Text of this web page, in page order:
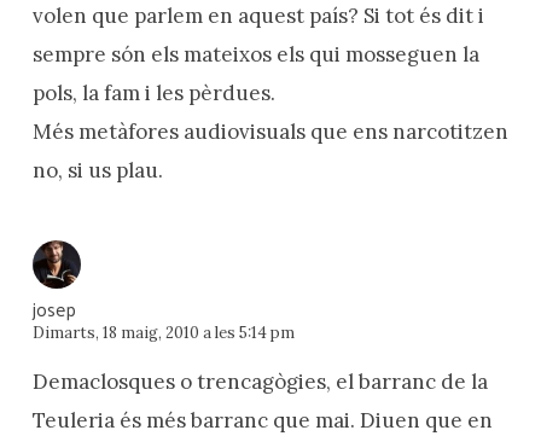
volen que parlem en aquest país? Si tot és dit i
sempre són els mateixos els qui mosseguen la
pols, la fam i les pèrdues.
Més metàfores audiovisuals que ens narcotitzen
no, si us plau.
josep
Dimarts, 18 maig, 2010 a les 5:14 pm
Demaclosques o trencagògies, el barranc de la
Teuleria és més barranc que mai. Diuen que en